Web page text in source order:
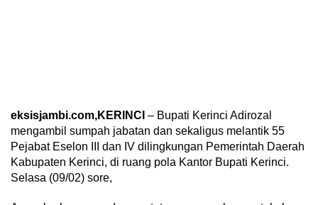
eksisjambi.com,KERINCI – Bupati Kerinci Adirozal
mengambil sumpah jabatan dan sekaligus melantik 55
Pejabat Eselon III dan IV dilingkungan Pemerintah Daerah
Kabupaten Kerinci, di ruang pola Kantor Bupati Kerinci.
Selasa (09/02) sore,